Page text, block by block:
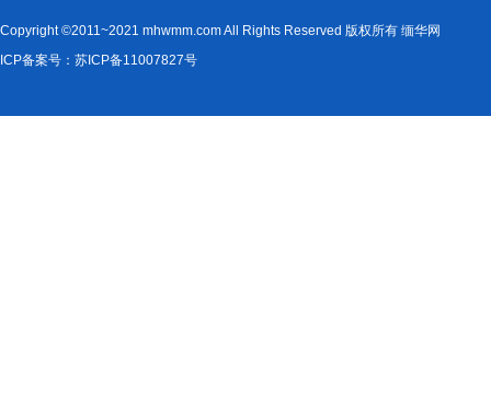
Copyright ©2011~2021 mhwmm.com All Rights Reserved 版权所有 缅华网
ICP备案号：苏ICP备11007827号